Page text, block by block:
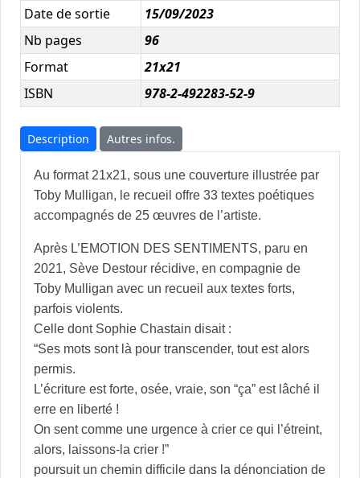
Date de sortie
15/09/2023
Nb pages
96
Format
21x21
ISBN
978-2-492283-52-9
Description Autres infos.
Au format 21x21, sous une couverture illustrée par
Toby Mulligan, le recueil offre 33 textes poétiques
accompagnés de 25 œuvres de l’artiste.
Après L’EMOTION DES SENTIMENTS, paru en
2021, Sève Destour récidive, en compagnie de
Toby Mulligan avec un recueil aux textes forts,
parfois violents.
Celle dont Sophie Chastain disait :
“Ses mots sont là pour transcender, tout est alors
permis.
L’écriture est forte, osée, vraie, son “ça” est lâché il
erre en liberté !
On sent comme une urgence à crier ce qui l’étreint,
alors, laissons-la crier !”
poursuit un chemin difficile dans la dénonciation de